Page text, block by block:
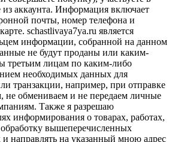
аккаунта. Информация включает
почты, номер телефона и
schastlivaya7ya.ru является
информации, собранной на данном
не будут проданы или каким-
третьим лицам по каким-либо
необходимых данных для
транзакции, например, при отправке
не обмениваем и не передаем личные
Также я разрешаю
информирования о товарах, работах,
обработку вышеперечисленных
направлять на указанный мною адрес